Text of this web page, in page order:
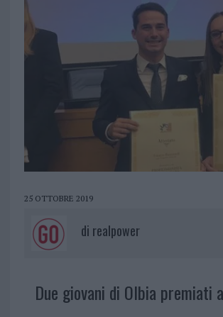
25 OTTOBRE 2019
di realpower
Due giovani di Olbia premiati